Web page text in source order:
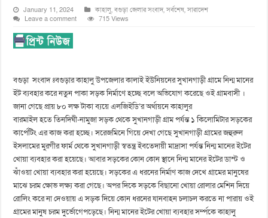
January 11, 2024 কাহালু,বগুড়া জেলার সংবাদ,সর্বশেষ,সারাদেশ
Leave a comment
715 Views
বগুড়া সংবাদ ঃবগুড়ার কাহালু উপজেলার কালাই ইউনিয়নের সুখানগাড়ী গ্রামে নিন্ম মানের
ইট ব্যবহার করে নতুন পাকা সড়ক নির্মাণে হচ্ছে বলে অভিযোগ করেছে ওই গ্রামবাসী ।
জানা গেছে প্রায় ৮০ লক্ষ টাকা ব্যয়ে এলজিইডি’র অর্থায়নে কাহালুর
বারমাইল হতে তিনদিঘী-নামুজা সড়ক থেকে সুখানগাড়ী গ্রাম পর্যন্ত ১ কিলোমিটার সড়কের
কার্পেটিং এর কাজ করা হচ্ছে। সরেজমিনে গিয়ে দেখা গেছে সুখানগাড়ী গ্রামের জহুরুল
ইসলামের মুরগীর ফার্ম থেকে সুখানগাড়ী স্বতন্ত্র ইবতেদায়ী মাদ্রাসা পর্যন্ত নিন্ম মানের ইটের
খোয়া ব্যবহার করা হয়েছে। আবার সড়কের কোন কোন স্থানে নিন্ম মানের ইটের ডাস্ট ও
ঝাঁওয়া খোয়া ব্যবহার করা হয়েছে। সড়কের এ ধরনের নির্মাণ কাজ দেখে গ্রামের মানুষের
মাঝে চরম ক্ষোভ লক্ষ্য করা গেছে। অপর দিকে সড়কে বিছানো খোয়া রোলার মেশিন দিয়ে
রোলিং করে না দেওয়ায় এ সড়ক দিয়ে কোন ধরনের যানবাহন চলাচল করতে না পারায় ওই
গ্রামের মানুষ চরম দুর্ভোগেপড়েছে। নিন্ম মানের ইটের খোয়া ব্যবহার সর্ম্পকে কাহালু